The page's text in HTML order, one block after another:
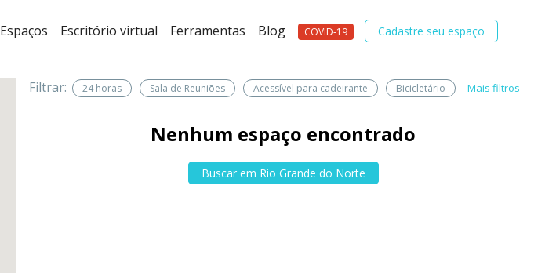
Espaços Escritório virtual Ferramentas Blog COVID-19
Cadastre seu espaço
Filtrar: 24 horas Sala de Reuniões Acessível para cadeirante Bicicletário Mais filtros
Nenhum espaço encontrado
Buscar em Rio Grande do Norte